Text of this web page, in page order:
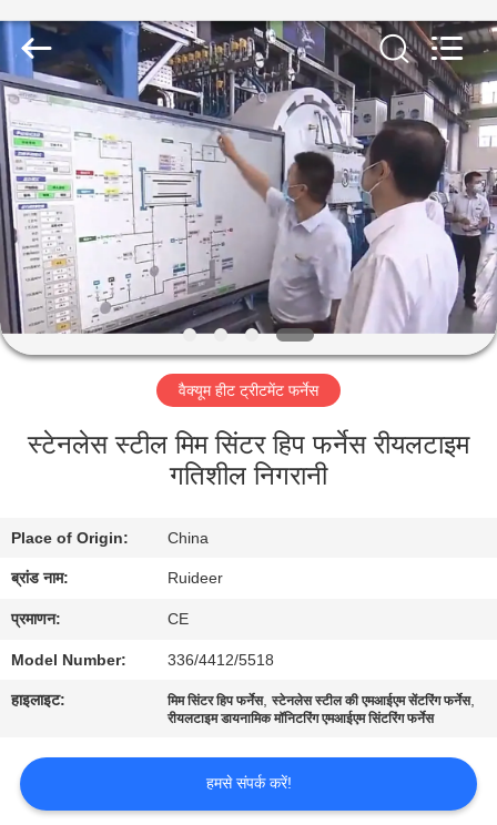
घर
उत्पाद
हमारे
बारे
में
का
गुणवत्ता
नियंत्रण
हमसे
संपर्क
उद्धरण
Metallurgy
Equipment
Manufacturing
Co.,Ltd.
All
Rights
Reserved.
वैक्यूम हीट ट्रीटमेंट फर्नेस
स्टेनलेस स्टील मिम सिंटर हिप फर्नेस रीयलटाइम
गतिशील निगरानी
Place of Origin: China
ब्रांड नाम: Ruideer
प्रमाणन: CE
Model Number: 336/4412/5518
हाइलाइट: मिम सिंटर हिप फर्नेस,स्टेनलेस स्टील की एमआईएम सेंटरिंग फर्नेस,
रीयलटाइम डायनामिक मॉनिटरिंग एमआईएम सिंटरिंग फर्नेस
हमसे संपर्क करें!